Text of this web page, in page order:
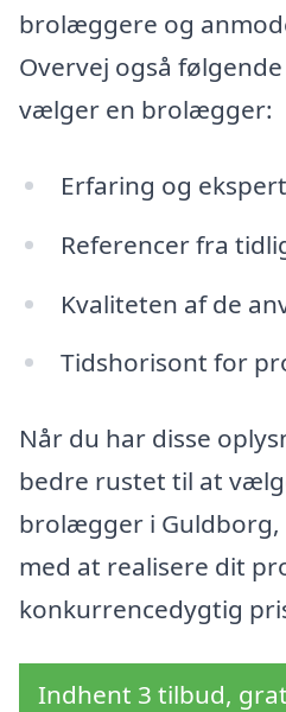
brolæggere og
Overvej også
vælger en brolægger:
Erfaring og
Referencer fra
Kvaliteten af de
Tidshorisont for
Når du har disse
bedre rustet til at
brolægger i
med at realisere dit
konkurrencedygtig
Indhent 3 tilbud,